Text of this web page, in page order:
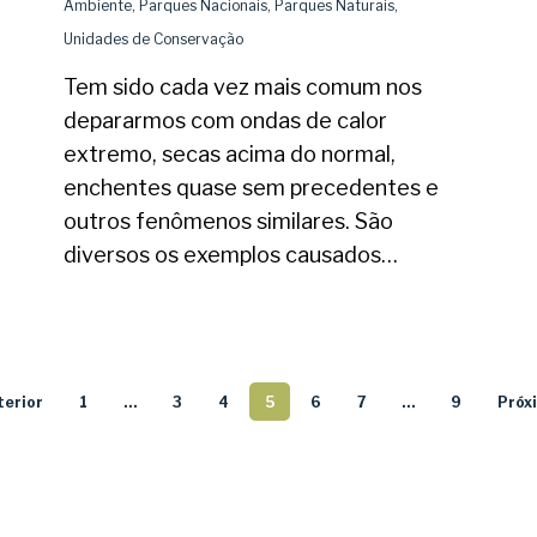
Ambiente, Parques Nacionais, Parques Naturais,
Unidades de Conservação
Tem sido cada vez mais comum nos
depararmos com ondas de calor
extremo, secas acima do normal,
enchentes quase sem precedentes e
outros fenômenos similares. São
diversos os exemplos causados…
1 … 3 4 5 6 7 … 9